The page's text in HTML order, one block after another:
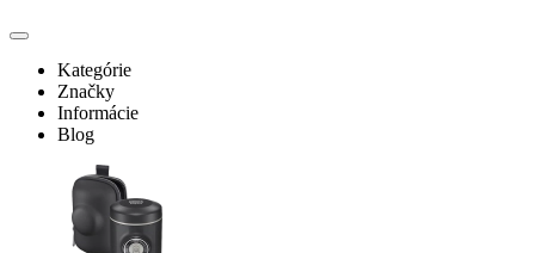
Kategórie
Značky
Informácie
Blog